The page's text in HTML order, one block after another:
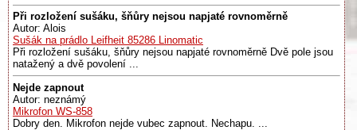
Při rozložení sušáku, šňůry nejsou napjaté rovnoměrně
Autor: Alois
Sušák na prádlo Leifheit 85286 Linomatic
Při rozložení sušáku, šňůry nejsou napjaté rovnoměrně Dvě pole jsou
natažený a dvě povolení ...
Nejde zapnout
Autor: neznámý
Mikrofon WS-858
Dobry den. Mikrofon nejde vubec zapnout. Nechapu. ...